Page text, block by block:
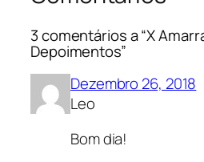
3 comentários a “X
Depoimentos”
Dezembro 26, 2018
Leo
Bom dia!